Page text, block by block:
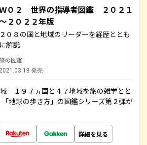
０２ 世界の指導者図鑑 ２０２１
２０２２年版
２０８の国と地域のリーダーを経歴ととも
に解説
の図鑑
2021.03.18 発売
域 １９７ヵ国と４７地域を旅の雑学とと
地球の歩き方」の図鑑シリーズ第２弾が
詳細を見る